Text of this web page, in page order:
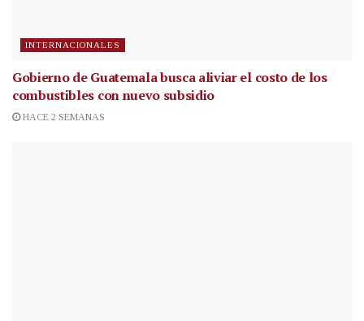
INTERNACIONALES
Gobierno de Guatemala busca aliviar el costo de los
combustibles con nuevo subsidio
HACE 2 SEMANAS